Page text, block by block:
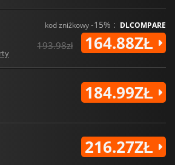
kod zniżkowy-15% : DLCOMPARE
193.98zł 164.88ZŁ
184.99ZŁ
216.27ZŁ